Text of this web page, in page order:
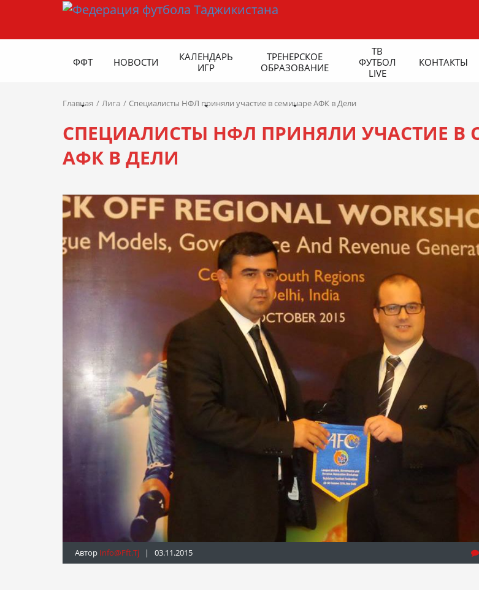
ФФТ НОВОСТИ
КАЛЕНДАРЬ
ИГР
ТРЕНЕРСКОЕ
ОБРАЗОВАНИЕ
ТВ
ФУТБОЛ
LIVE
КОНТАКТЫ
Главная Лига Специалисты НФЛ приняли участие в семинаре АФК в Дели
СПЕЦИАЛИСТЫ НФЛ ПРИНЯЛИ УЧАСТИЕ В
АФК В ДЕЛИ
Автор Info@fft.tj | 03.11.2015